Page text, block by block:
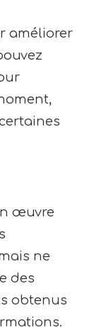
améliorer
œuvre
ne
des
obtenus